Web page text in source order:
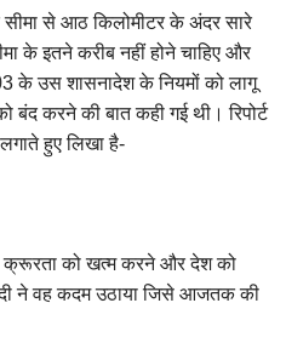
सीमा से आठ किलोमीटर के अंदर सारे
के इतने करीब नहीं होने चाहिए और
के उस शासनादेश के नियमों को लागू
बंद करने की बात कही गई थी। रिपोर्ट
हुए लिखा है-
क्रूरता को खत्म करने और देश को
ने वह कदम उठाया जिसे आजतक की